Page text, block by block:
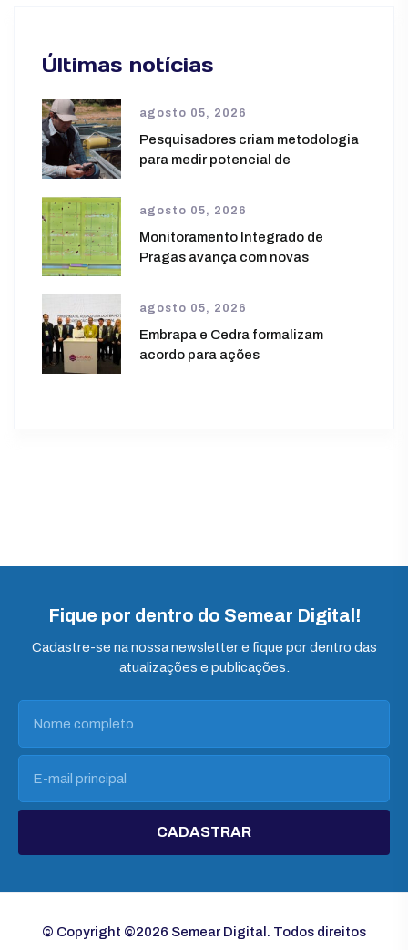
Últimas notícias
agosto 05, 2026
Pesquisadores criam metodologia
para medir potencial de
agosto 05, 2026
Monitoramento Integrado de
Pragas avança com novas
agosto 05, 2026
Embrapa e Cedra formalizam
acordo para ações
Fique por dentro do Semear Digital!
Cadastre-se na nossa newsletter e fique por dentro das
atualizações e publicações.
CADASTRAR
© Copyright ©2026 Semear Digital. Todos direitos